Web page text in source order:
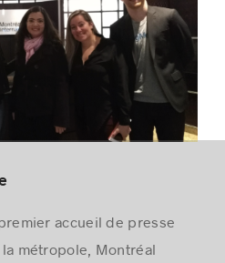
accueil de presse
métropole, Montréal